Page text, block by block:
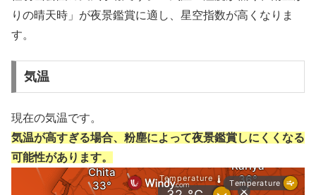
りの晴天時」が夜景鑑賞に適し、星空指数が高くなりま
す。
気温
現在の気温です。
気温が高すぎる場合、粉塵によって夜景鑑賞しにくくなる
可能性があります。